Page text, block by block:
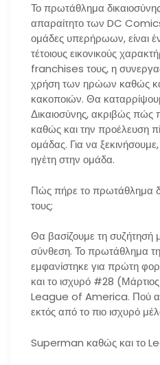
Το πρωτάθλημα
απαραίτητο των DC
ομάδες υπερήρωων, είναι
τέτοιους εικονικούς
franchises τους, η
χρήση των ηρώων καθώς
κακοποιών. Θα
Δικαιοσύνης, ακριβώς πώς
καθώς και την προέλευση
ομάδας. Για να
ηγέτη στην ομάδα.
Πώς πήρε το πρωτάθλημα
τους;
Θα βασίζουμε τη συζήτησή
σύνθεση. Το πρωτάθλημα
εμφανίστηκε για πρώτη
και το ισχυρό #28
League of America. Πού
εκτός από το πιο ισχυρό
Superman καθώς και το